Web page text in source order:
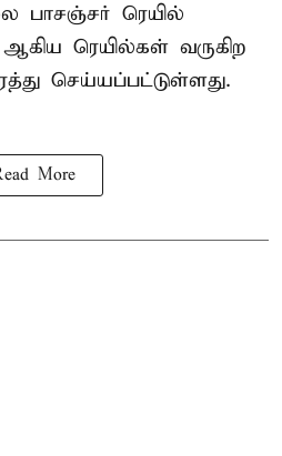
பாசஞ்சர் ரெயில்
ஆகிய ரெயில்கள் வருகிற
செய்யப்பட்டுள்ளது.
More